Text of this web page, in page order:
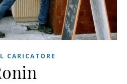
CARICATORE